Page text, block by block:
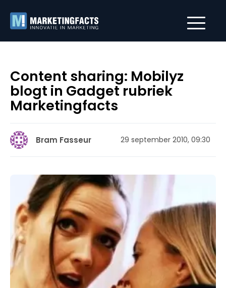
Content sharing: Mobilyz
blogt in Gadget rubriek
Marketingfacts
Bram Fasseur 29 september 2010, 09:30